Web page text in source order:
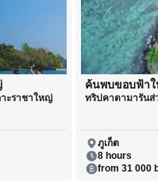
ะราชาใหญ่
ค้นพบขอบฟ้าใ
ทริปคาตามารันส่
ภูเก็ต
8 hours
from 31 000